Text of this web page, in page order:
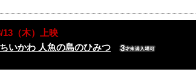
13（木）上映
いかわ 人魚の島のひみつ